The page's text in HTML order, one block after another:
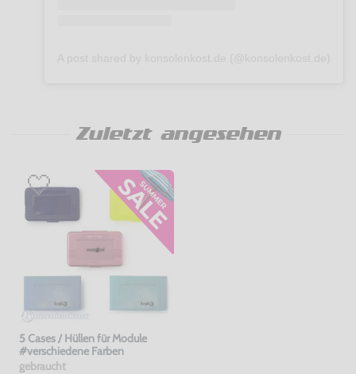
Zuletzt angesehen
5 Cases / Hüllen für Module
#verschiedene Farben
gebraucht